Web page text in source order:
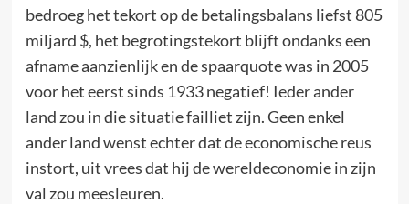
bedroeg het tekort op de betalingsbalans liefst 805
miljard $, het begrotingstekort blijft ondanks een
afname aanzienlijk en de spaarquote was in 2005
voor het eerst sinds 1933 negatief! Ieder ander
land zou in die situatie failliet zijn. Geen enkel
ander land wenst echter dat de economische reus
instort, uit vrees dat hij de wereldeconomie in zijn
val zou meesleuren.